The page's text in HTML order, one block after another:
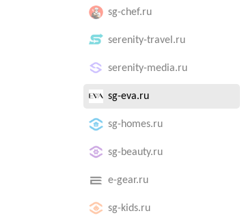
sg-chef.ru
serenity-travel.ru
serenity-media.ru
sg-eva.ru
sg-homes.ru
sg-beauty.ru
e-gear.ru
sg-kids.ru